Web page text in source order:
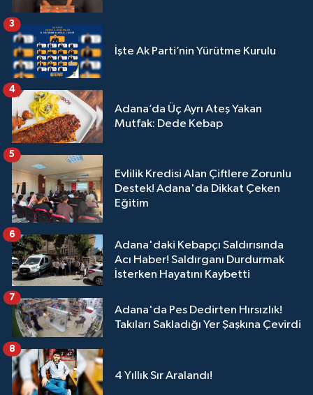
İşte Ak Parti’nin Yürütme Kurulu
3
Adana’da Üç Ayrı Ateş Yakan
Mutfak: Dede Kebap
4
Evlilik Kredisi Alan Çiftlere Zorunlu
Destek! Adana'da Dikkat Çeken
Eğitim
5
Adana'daki Kebapçı Saldırısında
Acı Haber! Saldırganı Durdurmak
İsterken Hayatını Kaybetti
6
Adana'da Pes Dedirten Hırsızlık!
Takıları Sakladığı Yer Şaşkına Çevirdi
7
4 Yıllık Sır Aralandı!
8